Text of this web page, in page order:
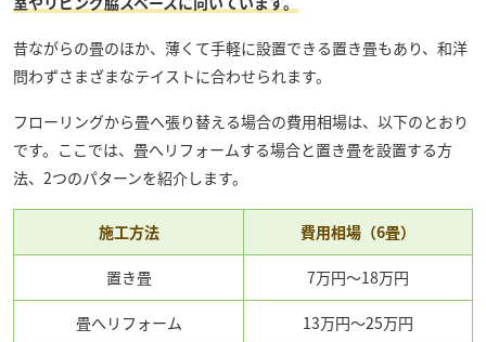
昔ながらの畳のほか、薄くて手軽に設置できる置き畳もあり、和洋
問わずさまざまなテイストに合わせられます。
フローリングから畳へ張り替える場合の費用相場は、以下のとおり
です。ここでは、畳へリフォームする場合と置き畳を設置する方
法、2つのパターンを紹介します。
施工方法 費用相場（6畳）
置き畳 7万円〜18万円
畳へリフォーム 13万円〜25万円